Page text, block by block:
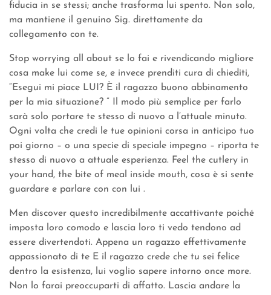
fiducia in se stessi; anche trasforma lui spento. Non solo,
ma mantiene il genuino Sig. direttamente da
collegamento con te.
Stop worrying all about se lo fai e rivendicando migliore
cosa make lui come se, e invece prenditi cura di chiediti,
“Esegui mi piace LUI? È il ragazzo buono abbinamento
per la mia situazione? ” Il modo più semplice per farlo
sarà solo portare te stesso di nuovo a l’attuale minuto.
Ogni volta che credi le tue opinioni corsa in anticipo tuo
poi giorno – o una specie di speciale impegno – riporta te
stesso di nuovo a attuale esperienza. Feel the cutlery in
your hand, the bite of meal inside mouth, cosa è si sente
guardare e parlare con con lui .
Men discover questo incredibilmente accattivante poiché
imposta loro comodo e lascia loro ti vedo tendono ad
essere divertendoti. Appena un ragazzo effettivamente
appassionato di te E il ragazzo crede che tu sei felice
dentro la esistenza, lui voglio sapere intorno once more.
Non lo farai preoccuparti di affatto. Lascia andare la